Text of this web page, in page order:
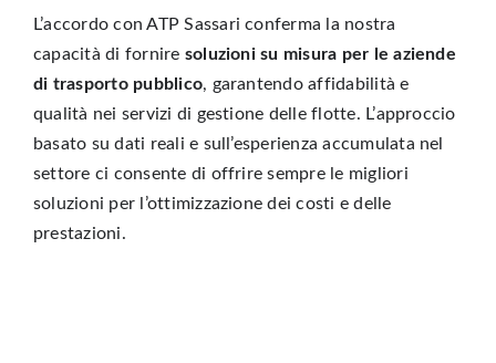
L’accordo con ATP Sassari conferma la nostra
capacità di fornire soluzioni su misura per le aziende
di trasporto pubblico, garantendo affidabilità e
qualità nei servizi di gestione delle flotte. L’approccio
basato su dati reali e sull’esperienza accumulata nel
settore ci consente di offrire sempre le migliori
soluzioni per l’ottimizzazione dei costi e delle
prestazioni.